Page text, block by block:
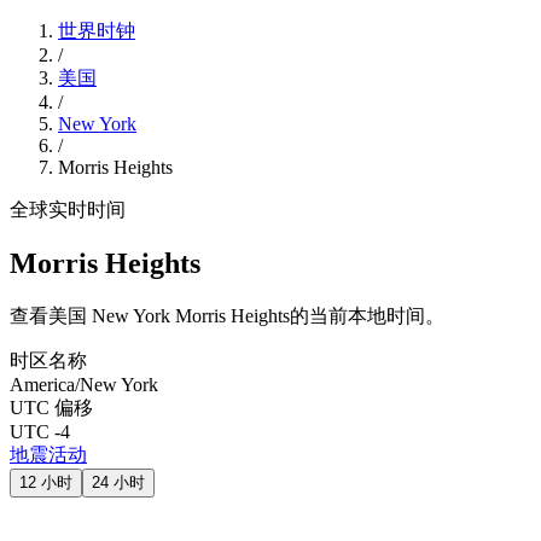
世界时钟
/
美国
/
New York
/
Morris Heights
全球实时时间
Morris Heights
查看美国 New York Morris Heights的当前本地时间。
时区名称
America/New York
UTC 偏移
UTC -4
地震活动
12 小时 24 小时